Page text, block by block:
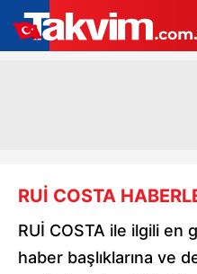
RUİ COSTA
RUİ COSTA ile ilgili en
haber başlıklarına ve